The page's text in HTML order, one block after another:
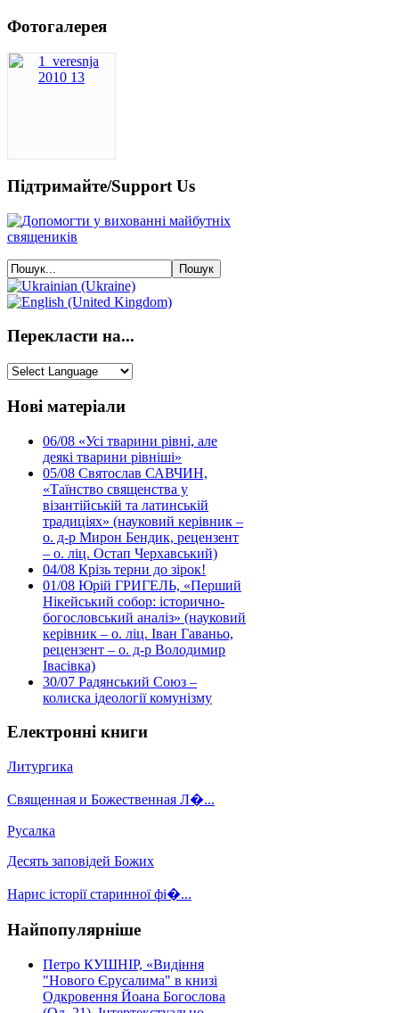
Фотогалерея
Підтримайте/Support Us
Перекласти на...
Нові матеріали
06/08 «Усі тварини рівні, але
деякі тварини рівніші»
05/08 Святослав САВЧИН,
«Таїнство священства у
візантійській та латинській
традиціях» (науковий керівник –
о. д-р Мирон Бендик, рецензент
– о. ліц. Остап Черхавський)
04/08 Крізь терни до зірок!
01/08 Юрій ГРИГЕЛЬ, «Перший
Нікейський собор: історично-
богословський аналіз» (науковий
керівник – о. ліц. Іван Гаваньо,
рецензент – о. д-р Володимир
Івасівка)
30/07 Радянський Союз –
колиска ідеології комунізму
Електронні книги
Литургика
Священная и Божественная Л�...
Русалка
Десять заповідей Божих
Нарис історії старинної фі�...
Найпопулярніше
Петро КУШНІР, «Видіння
"Нового Єрусалима" в книзі
Одкровення Йоана Богослова